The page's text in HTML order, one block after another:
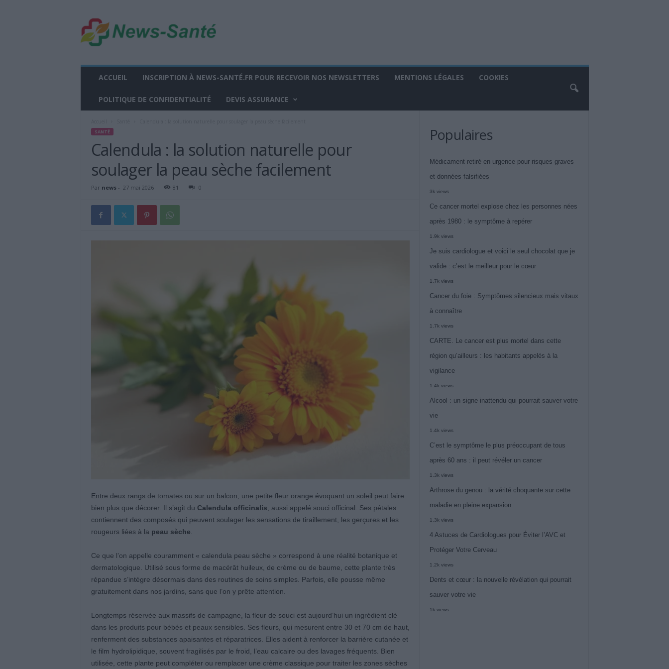
w
s
ACCUEIL INSCRIPTION À NEWS-SANTÉ.FR POUR RECEVOIR NOS NEWSLETTERS MENTIONS LÉGALES COOKIES
POLITIQUE DE CONFIDENTIALITÉ DEVIS ASSURANCE
SANTÉ
Calendula : la solution naturelle pour
soulager la peau sèche facilement
Par news- 27 mai 2026 81 0
Entre deux rangs de tomates ou sur un balcon, une petite fleur orange évoquant un soleil peut faire
bien plus que décorer. Il s’agit du Calendula officinalis , aussi appelé souci officinal. Ses pétales
contiennent des composés qui peuvent soulager les sensations de tiraillement, les gerçures et les
rougeurs liées à la peau sèche
Ce que l’on appelle couramment « calendula peau sèche » correspond à une réalité botanique et
dermatologique. Utilisé sous forme de macérât huileux, de crème ou de baume, cette plante très
répandue s’intègre désormais dans des routines de soins simples. Parfois, elle pousse même
gratuitement dans nos jardins, sans que l’on y prête attention.
Longtemps réservée aux massifs de campagne, la fleur de souci est aujourd’hui un ingrédient clé
dans les produits pour bébés et peaux sensibles. Ses fleurs, qui mesurent entre 30 et 70 cm de haut,
renferment des substances apaisantes et réparatrices. Elles aident à renforcer la barrière cutanée et
le film hydrolipidique, souvent fragilisés par le froid, l’eau calcaire ou des lavages fréquents. Bien
utilisée, cette plante peut compléter ou remplacer une crème classique pour traiter les zones sèches
Populaires
Médicament retiré en urgence pour risques graves
et données falsifiées
3k views
Ce cancer mortel explose chez les personnes nées
après 1980 : le symptôme à repérer
1.9k views
Je suis cardiologue et voici le seul chocolat que je
valide : c’est le meilleur pour le cœur
1.7k views
Cancer du foie : Symptômes silencieux mais vitaux
à connaître
1.7k views
CARTE. Le cancer est plus mortel dans cette
région qu’ailleurs : les habitants appelés à la
vigilance
1.4k views
Alcool : un signe inattendu qui pourrait sauver votre
vie
1.4k views
C’est le symptôme le plus préoccupant de tous
après 60 ans : il peut révéler un cancer
1.3k views
Arthrose du genou : la vérité choquante sur cette
maladie en pleine expansion
1.3k views
4 Astuces de Cardiologues pour Éviter l’AVC et
Protéger Votre Cerveau
1.2k views
Dents et cœur : la nouvelle révélation qui pourrait
sauver votre vie
1k views